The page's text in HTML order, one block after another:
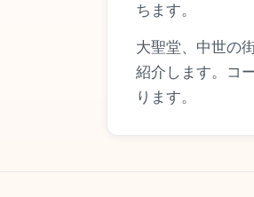
ちます。
大聖堂、中世の
紹介します。コ
ります。